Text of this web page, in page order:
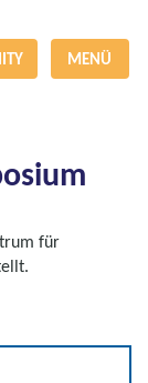
MENÜ
für